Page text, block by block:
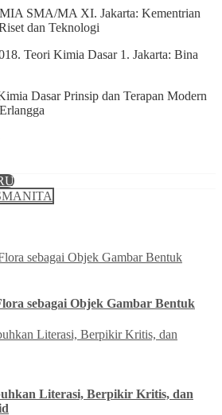
SMA/MA XI. Jakarta: Kementrian
dan Teknologi
Teori Kimia Dasar 1. Jakarta: Bina
Dasar Prinsip dan Terapan Modern
sebagai Objek Gambar Bentuk
Literasi, Berpikir Kritis, dan